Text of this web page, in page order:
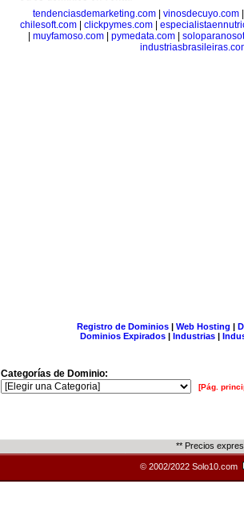
tendenciasdemarketing.com| vinosdecuyo.com
chilesoft.com
clickpymes.com
muyfamoso.com pymedata.com
Registro de Dominios| Web Hosting |
Dominios Expirados | Industrias |
Categorías de Dominio:
[Pág.
** Precios
© 2002/2022 Solo10.com